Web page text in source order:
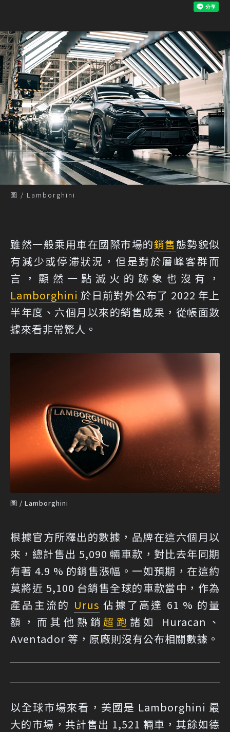
圖 / Lamborghini
雖然一般乘用車在國際市場的銷售態勢貌似
有減少或停滯狀況，但是對於層峰客群而
言，顯然一點滅火的跡象也沒有，
Lamborghini 於日前對外公布了 2022 年上
半年度、六個月以來的銷售成果，從帳面數
據來看非常驚人。
圖 / Lamborghini
根據官方所釋出的數據，品牌在這六個月以
來，總計售出 5,090 輛車款，對比去年同期
有著 4.9 % 的銷售漲幅。一如預期，在這約
莫將近 5,100 台銷售全球的車款當中，作為
產品主流的 Urus 佔據了高達 61 % 的量
額，而其他熱銷 超跑 諸如 Huracan、
Aventador 等，原廠則沒有公布相關數據。
以全球市場來看，美國是 Lamborghini 最
大的市場，共計售出 1,521 輛車，其餘如德